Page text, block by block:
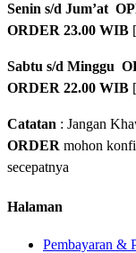
Senin s/d Jum’at
ORDER 23.00 WIB
Sabtu s/d Minggu
ORDER 22.00 WIB
Catatan : Jangan
ORDER mohon
secepatnya
Halaman
Pembayaran &